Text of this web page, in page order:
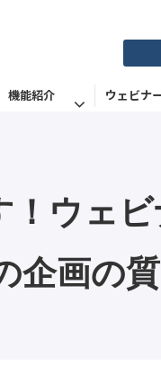
機能紹介 ウェビナ
！ウェ
企画の